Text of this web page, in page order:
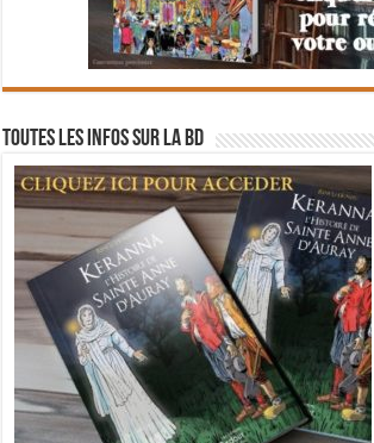
Toutes les infos sur la BD